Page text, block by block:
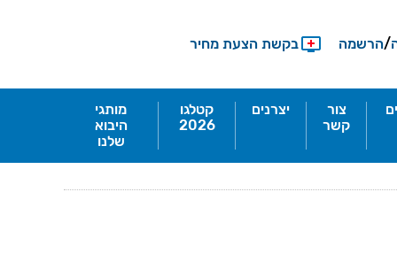
/הרשמה בקשת הצעת מחיר
צור
קשר
יצרנים
קטלגו
2026
מותגי
היבוא
שלנו